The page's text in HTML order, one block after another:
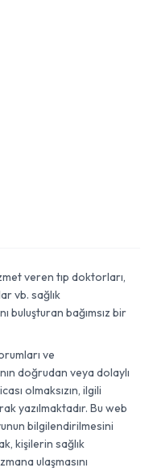
veren tıp doktorları,
vb. sağlık
buluşturan bağımsız bir
ve
doğrudan veya dolaylı
olmaksızın, ilgili
yazılmaktadır. Bu web
bilgilendirilmesini
kişilerin sağlık
ulaşmasını